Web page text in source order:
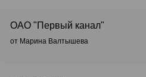
ОАО "Первый канал"
от Марина Валтышева